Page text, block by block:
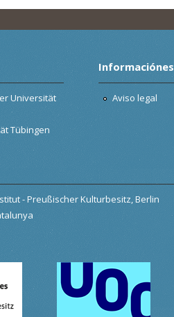
Universität
Tübingen
Informaciónes
Aviso legal
- Preußischer Kulturbesitz, Berlin